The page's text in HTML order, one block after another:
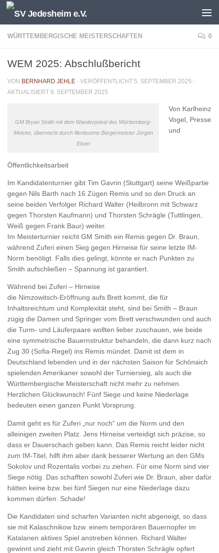
Unter dem Inhalt
WÜRTTEMBERGISCHE MEISTERSCHAFTEN 0
WEM 2025: Abschlußbericht
VON BERNHARD JEHLE · VERÖFFENTLICHT 5. SEPTEMBER 2025 ·
AKTUALISIERT 9. SEPTEMBER 2025
GM Bryan Smith mit dem Wanderpokal des Württemberg-
Meister, überreicht durch Illertissens Bürgermeister Jürgen
Eisen
Von Karlheinz
Vogel, Presse
und
Öffentlichkeitsarbeit
Im Kandidatenturnier gibt Tim Gavrin (Stuttgart) seine Weißpartie
gegen Nils Barth nach 16 Zügen Remis und so den Druck an
seine beiden Verfolger Richard Walter (Heilbronn mit Schwarz
gegen Thorsten Kaufmann) und Thorsten Schrägle (Tuttlingen,
Weiß gegen Frank Baur) weiter.
Im Meisterturnier reicht GM Smith ein Remis gegen Dr. Braun,
während Zuferi einen Sieg gegen Hirneise für seine letzte IM-
Norm benötigt. Falls dies gelingt, könnte er nach Punkten zu
Smith aufschließen – Spannung ist garantiert.
Während bei Zuferi – Hirneise
die Nimzowitsch-Eröffnung aufs Brett kommt, die für
Inhaltsreichtum und Komplexität steht, sind bei Smith – Braun
zügig die Damen und Springer vom Brett verschwunden und auch
die Turm- und Läuferpaare wollten lieber zuschauen, wie beide
eine symmetrische Bauernstruktur behandeln, die dann kurz nach
Zug 30 (Sofia-Regel) ins Remis mündet. Damit ist dem in
Deutschland lebenden und in der nächsten Saison für Schönaich
spielenden Amerikaner sowohl der Turniersieg, als auch die
Württembergische Meisterschaft nicht mehr zu nehmen.
Herzlichen Glückwunsch! Fünf Siege und keine Niederlage
bedeuten einen ganzen Punkt Vorsprung.
Damit geht es für Zuferi „nur noch“ um die Norm und den
alleinigen zweiten Platz. Jens Hirneise verteidigt sich präzise, so
dass er Dauerschach geben kann. Das Remis reicht leider nicht
zum IM-Titel, hilft ihm aber dank besserer Wertung an den GMs
Sokolov und Rozentalis vorbei zu ziehen. Für eine Norm sind vier
Siege nötig. Das schafften sowohl Zuferi wie Dr. Braun, aber dafür
hätten keine bzw. bei fünf Siegen nur eine Niederlage dazu
kommen dürfen. Schade!
Die Kandidaten sind scharfen Varianten nicht abgeneigt, so dass
sie mit Kalaschnikow bzw. einem temporären Bauernopfer im
Katalanen aktives Spiel anstreben können. Richard Walter
gewinnt und zieht mit Gavrin gleich Thorsten Schrägle opfert